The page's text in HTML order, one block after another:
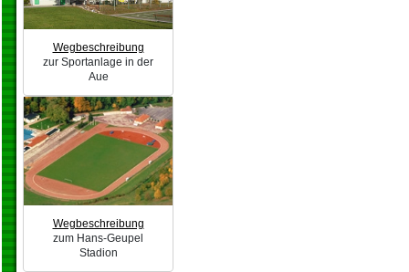
Wegbeschreibung
zur Sportanlage in der
Aue
Wegbeschreibung
zum Hans-Geupel
Stadion